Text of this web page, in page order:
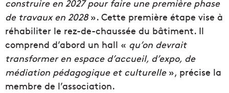
construire en 2027 pour faire une première phase
de travaux en 2028». Cette première étape vise à
réhabiliter le rez-de-chaussée du bâtiment. Il
comprend d’abord un hall « qu’on devrait
transformer en espace d’accueil, d’expo, de
médiation pédagogique et culturelle», précise la
membre de l’association.